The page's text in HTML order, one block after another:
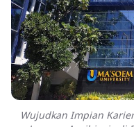
Wujudkan Impian